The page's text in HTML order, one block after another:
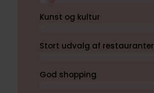
Kunst og kultur
Stort udvalg af restauranter
God shopping